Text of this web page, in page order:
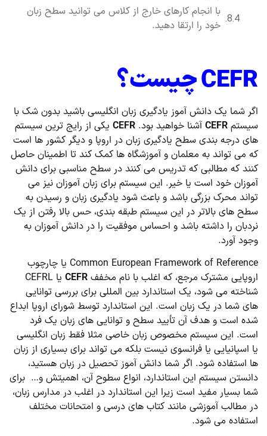
با انجام کارهای خارج از کلاس می توانید سطح زبان
خود را ارتقا دهید.
CEFRچیست؟
اگر شما یک دانش آموز یادگیری زبان انگلیسی باشید بدون شک با
سیستم CEFR آشنا خواهید بود. CEFR یکی از رایج ترین سیستم
های درجه بندی سطح یادگیری زبان در اروپا و دیگر کشور ها است
که می تواند به معلمان و آموزشگاه ها کمک کند تا اطمینان حاصل
کنند که مطالبی که تدریس می کنند در سطح مناسبی برای دانش
آموزان خود است یا خیر. این سیستم برای زبان آموزان نیز می
تواند محرک بزرگی باشد و باعث شود یادگیری زبان و رسیدن به
سطح های بالاتر در این سیستم طبقه بندی، حس بالا رفتن از یک
نردبان را داشته باشد و احساس موفقیت را در دانش آموزان به
وجود آورد.
Common European Framework of Reference یا چارچوب
اروپایی مشترک مرجع، که اغلب با نام مخفف CEFR
یا CEFRL
شناخته می شود، یک استاندارد بین المللی برای بررسی توانایی
های شما در یک زبان است. این استاندارد توسط شورای اروپا ابداع
شده است و هدف آن تأیید سطح و توانایی های زبان یک فرد
است. این سیستم مخصوص زبان خاصی مثلا فقط زبان انگلیسی
یا اسپانیایی یا فرانسوی نیست بلکه می تواند برای بسیاری از زبان
ها استفاده شود. اگر شما دانش آموز تحصیل در زبان هستید،
دانستن سیستم این استاندارد، انواع سطوح آن، اهمیتش و… برای
شما بسیار مفید است زیرا این استاندارد در اغلب در مدارس زبان،
در مطالب آموزشی مانند کتاب های درسی و امتحانات مختلف
استفاده می شود.